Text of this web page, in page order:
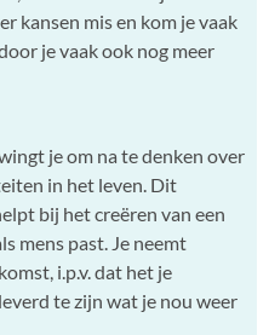
kansen mis en kom je vaak
je vaak ook nog meer
je om na te denken over
in het leven. Dit
bij het creëren van een
mens past. Je neemt
i.p.v. dat het je
te zijn wat je nou weer